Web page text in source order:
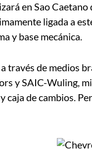
en Sao
ligada a
y base mecánica.
través de medios
y SAIC-Wuling,
caja de cambios.